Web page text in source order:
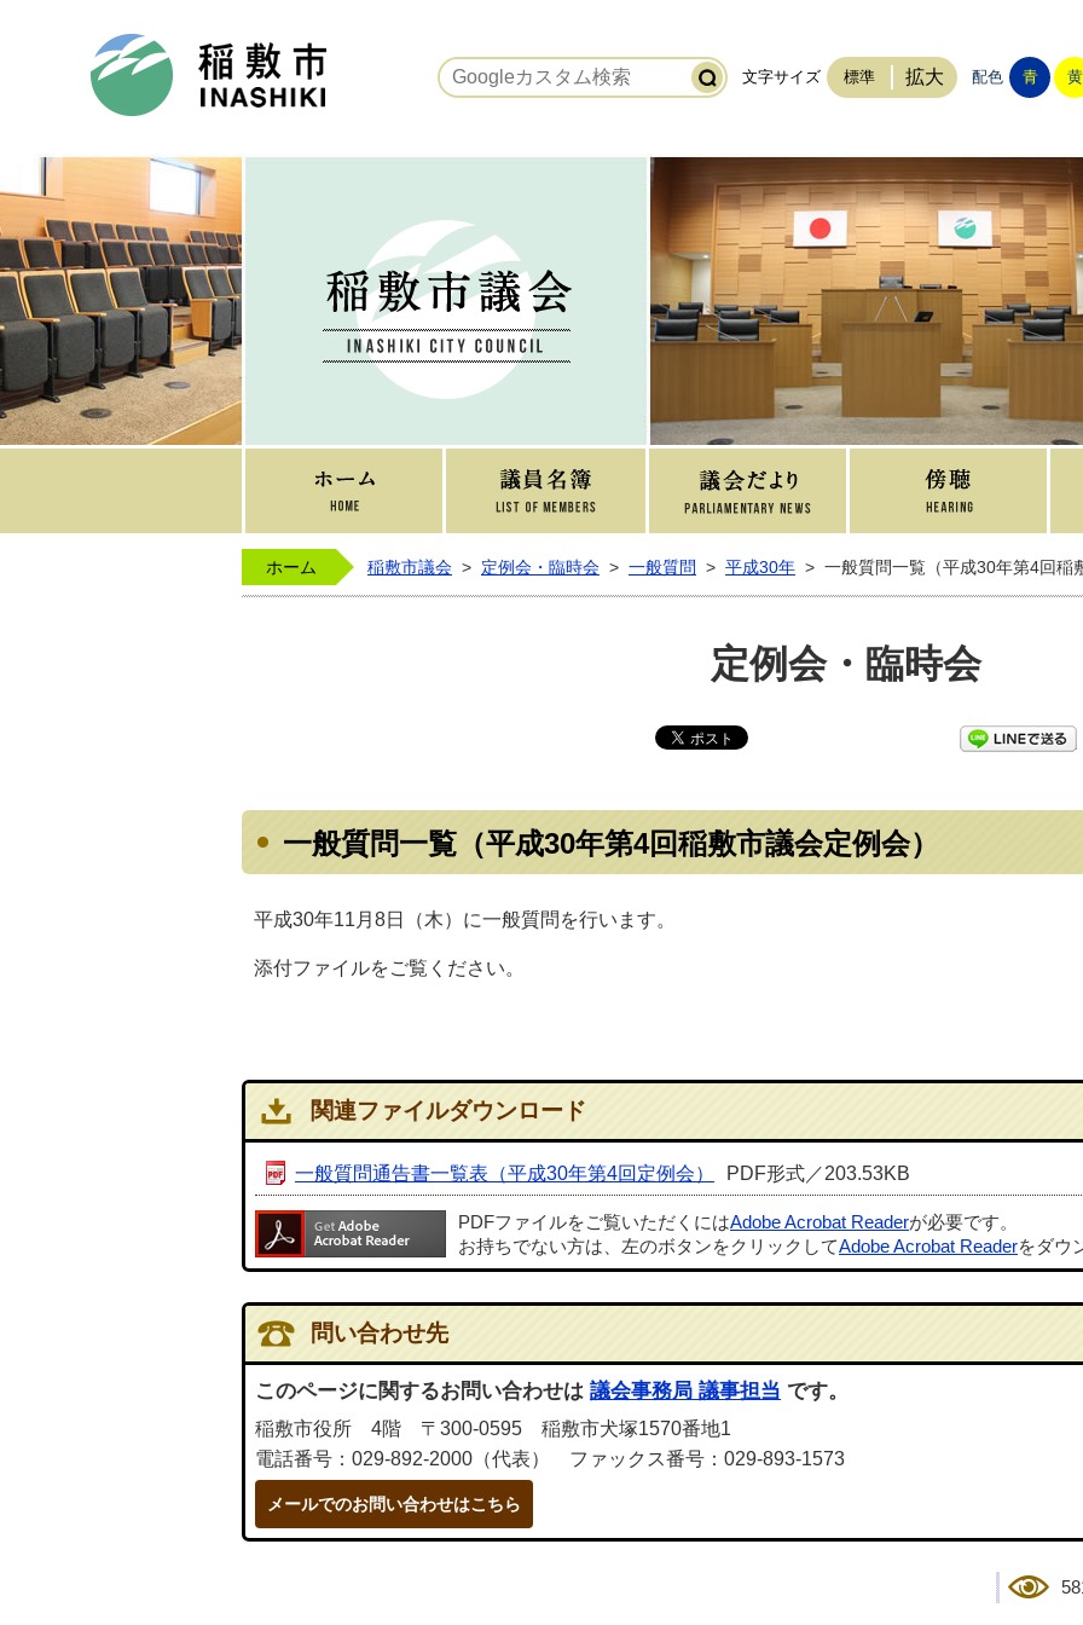
文字サイズ 標準 拡大 配色 青 黄
ホーム 稲敷市議会 > 定例会・臨時会 > 一般質問 > 平成30年 > 一般質問一覧（平成30年第4回稲
定例会・臨時会
一般質問一覧（平成30年第4回稲敷市議会定例会）
平成30年11月8日（木）に一般質問を行います。
添付ファイルをご覧ください。
関連ファイルダウンロード
一般質問通告書一覧表（平成30年第4回定例会） PDF形式／203.53KB
PDFファイルをご覧いただくにはAdobe Acrobat Readerが必要です。
お持ちでない方は、左のボタンをクリックしてAdobe Acrobat Readerをダウ
問い合わせ先
このページに関するお問い合わせは 議会事務局 議事担当 です。
稲敷市役所 4階 〒300-0595 稲敷市犬塚1570番地1
電話番号：029-892-2000（代表） ファックス番号：029-893-1573
メールでのお問い合わせはこちら